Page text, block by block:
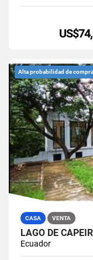
Alta probabilidad de compra
CASA VENTA
LAGO DE
Ecuador